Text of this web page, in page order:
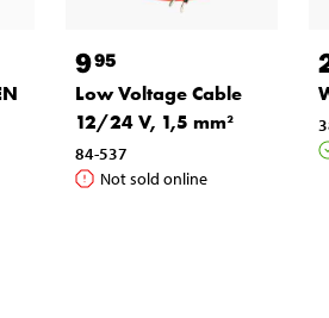
995
Low Voltage Cable
12/24 V, 1,5 mm²
84-537
Not sold online